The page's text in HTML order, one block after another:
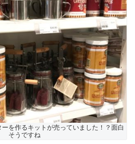
を作るキットが売っていました！？面白
そうですね